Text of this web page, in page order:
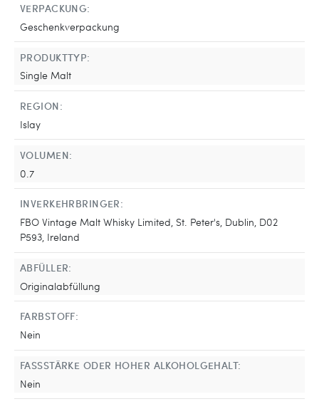
VERPACKUNG:
Geschenkverpackung
PRODUKTTYP:
Single Malt
REGION:
Islay
VOLUMEN:
0.7
INVERKEHRBRINGER:
FBO Vintage Malt Whisky Limited, St. Peter's, Dublin, D02
P593, Ireland
ABFÜLLER:
Originalabfüllung
FARBSTOFF:
Nein
FASSSTÄRKE ODER HOHER ALKOHOLGEHALT:
Nein